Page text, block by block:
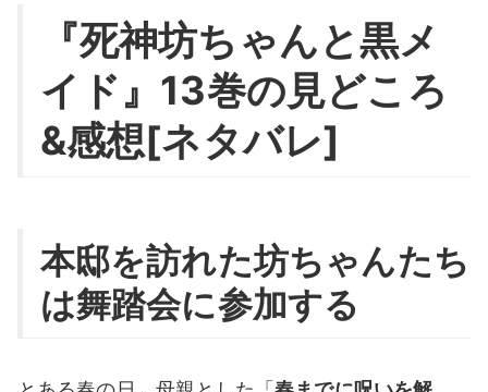
『死神坊ちゃんと黒メ
イド』13巻の見どころ
&感想[ネタバレ]
本邸を訪れた坊ちゃんたち
は舞踏会に参加する